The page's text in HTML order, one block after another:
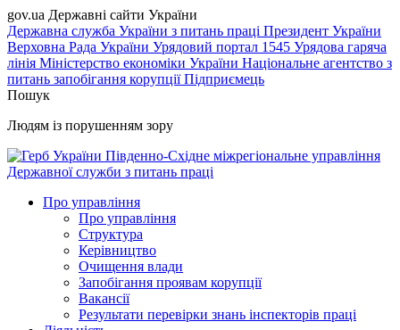
gov.ua Державні сайти України
Державна служба України з питань праці Президент України
Верховна Рада України Урядовий портал 1545 Урядова гаряча
лінія Міністерство економіки України Національне агентство з
питань запобігання корупціїПідприємець
Пошук
Людям із порушенням зору
Південно-Східне міжрегіональне управління
Державної служби з питань праці
Про управління
Про управління
Структура
Керівництво
Очищення влади
Запобігання проявам корупції
Вакансії
Результати перевірки знань інспекторів праці